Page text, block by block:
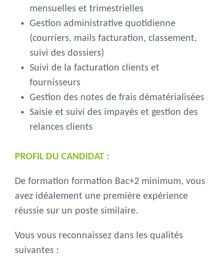
mensuelles et trimestrielles
Gestion administrative quotidienne
(courriers, mails facturation, classement,
suivi des dossiers)
Suivi de la facturation clients et
fournisseurs
Gestion des notes de frais dématérialisées
Saisie et suivi des impayés et gestion des
relances clients
PROFIL DU CANDIDAT :
De formation formation Bac+2 minimum, vous
avez idéalement une première expérience
réussie sur un poste similaire.
Vous vous reconnaissez dans les qualités
suivantes :